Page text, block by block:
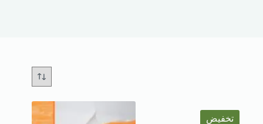
تخفيض